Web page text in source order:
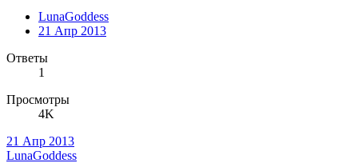
LunaGoddess
21 Апр 2013
Ответы
1
Просмотры
4K
21 Апр 2013
LunaGoddess